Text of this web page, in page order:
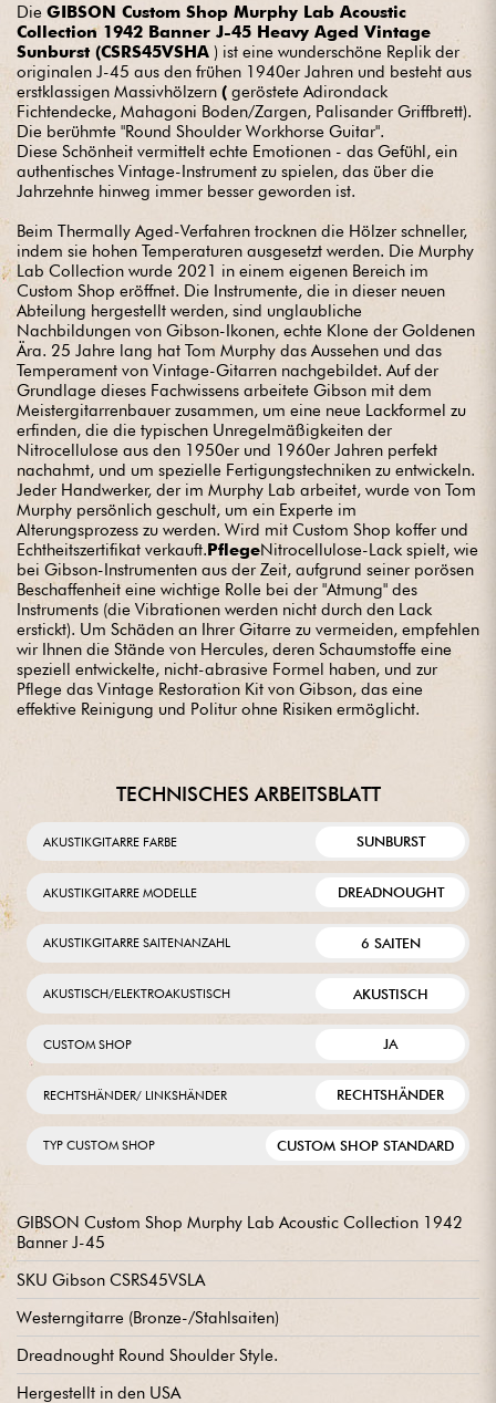
Die GIBSON Custom Shop Murphy Lab Acoustic
Collection 1942 Banner J-45 Heavy Aged Vintage
Sunburst (CSRS45VSHA ) ist eine wunderschöne Replik der
originalen J-45 aus den frühen 1940er Jahren und besteht aus
erstklassigen Massivhölzern ( geröstete Adirondack
Fichtendecke, Mahagoni Boden/Zargen, Palisander Griffbrett).
Die berühmte "Round Shoulder Workhorse Guitar".
Diese Schönheit vermittelt echte Emotionen - das Gefühl, ein
authentisches Vintage-Instrument zu spielen, das über die
Jahrzehnte hinweg immer besser geworden ist.
Beim Thermally Aged-Verfahren trocknen die Hölzer schneller,
indem sie hohen Temperaturen ausgesetzt werden. Die Murphy
Lab Collection wurde 2021 in einem eigenen Bereich im
Custom Shop eröffnet. Die Instrumente, die in dieser neuen
Abteilung hergestellt werden, sind unglaubliche
Nachbildungen von Gibson-Ikonen, echte Klone der Goldenen
Ära. 25 Jahre lang hat Tom Murphy das Aussehen und das
Temperament von Vintage-Gitarren nachgebildet. Auf der
Grundlage dieses Fachwissens arbeitete Gibson mit dem
Meistergitarrenbauer zusammen, um eine neue Lackformel zu
erfinden, die die typischen Unregelmäßigkeiten der
Nitrocellulose aus den 1950er und 1960er Jahren perfekt
nachahmt, und um spezielle Fertigungstechniken zu entwickeln.
Jeder Handwerker, der im Murphy Lab arbeitet, wurde von Tom
Murphy persönlich geschult, um ein Experte im
Alterungsprozess zu werden. Wird mit Custom Shop koffer und
Echtheitszertifikat verkauft.PflegeNitrocellulose-Lack spielt, wie
bei Gibson-Instrumenten aus der Zeit, aufgrund seiner porösen
Beschaffenheit eine wichtige Rolle bei der "Atmung" des
Instruments (die Vibrationen werden nicht durch den Lack
erstickt). Um Schäden an Ihrer Gitarre zu vermeiden, empfehlen
wir Ihnen die Stände von Hercules, deren Schaumstoffe eine
speziell entwickelte, nicht-abrasive Formel haben, und zur
Pflege das Vintage Restoration Kit von Gibson, das eine
effektive Reinigung und Politur ohne Risiken ermöglicht.
TECHNISCHES ARBEITSBLATT
AKUSTIKGITARRE FARBE SUNBURST
AKUSTIKGITARRE MODELLE DREADNOUGHT
AKUSTIKGITARRE SAITENANZAHL 6 SAITEN
AKUSTISCH/ELEKTROAKUSTISCH AKUSTISCH
CUSTOM SHOP JA
RECHTSHÄNDER/ LINKSHÄNDER RECHTSHÄNDER
TYP CUSTOM SHOP CUSTOM SHOP STANDARD
GIBSON Custom Shop Murphy Lab Acoustic Collection 1942
Banner J-45
SKU Gibson CSRS45VSLA
Westerngitarre (Bronze-/Stahlsaiten)
Dreadnought Round Shoulder Style.
Hergestellt in den USA